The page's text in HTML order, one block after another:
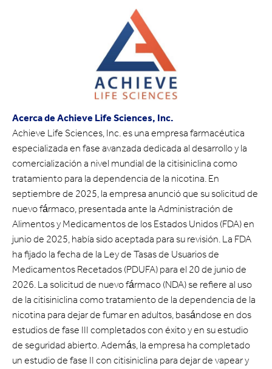
Acerca de Achieve Life Sciences, Inc.
Achieve Life Sciences, Inc. es una empresa farmacéutica
especializada en fase avanzada dedicada al desarrollo y la
comercialización a nivel mundial de la citisiniclina como
tratamiento para la dependencia de la nicotina. En
septiembre de 2025, la empresa anunció que su solicitud de
nuevo fármaco, presentada ante la Administración de
Alimentos y Medicamentos de los Estados Unidos (FDA) en
junio de 2025, había sido aceptada para su revisión. La FDA
ha fijado la fecha de la Ley de Tasas de Usuarios de
Medicamentos Recetados (PDUFA) para el 20 de junio de
2026. La solicitud de nuevo fármaco (NDA) se refiere al uso
de la citisiniclina como tratamiento de la dependencia de la
nicotina para dejar de fumar en adultos, basándose en dos
estudios de fase III completados con éxito y en su estudio
de seguridad abierto. Además, la empresa ha completado
un estudio de fase II con citisiniclina para dejar de vapear y